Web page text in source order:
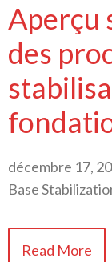
Aperçu
des
décembre 17,
Base
Read More